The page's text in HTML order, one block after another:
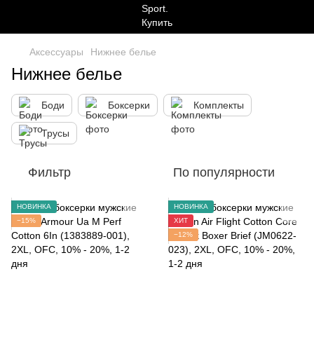
Аксессуары Нижнее белье
Нижнее белье
Боди Боксерки Комплекты
Трусы
Фильтр По популярности
НОВИНКА
−15%
НОВИНКА
ХИТ
−12%